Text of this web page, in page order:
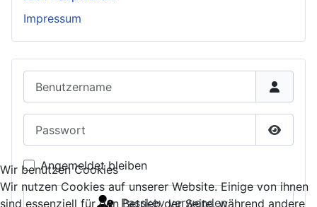
Impressum
Angemeldet bleiben
Passkey verwenden
Wir benutzen Cookies
Wir nutzen Cookies auf unserer Website. Einige von ihnen
sind essenziell für den Betrieb der Seite, während andere